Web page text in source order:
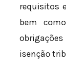
requisitos
bem
isenção